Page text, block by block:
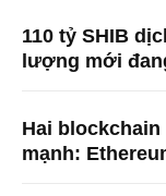
110 tỷ SHIB
lượng mới
Hai
mạnh: